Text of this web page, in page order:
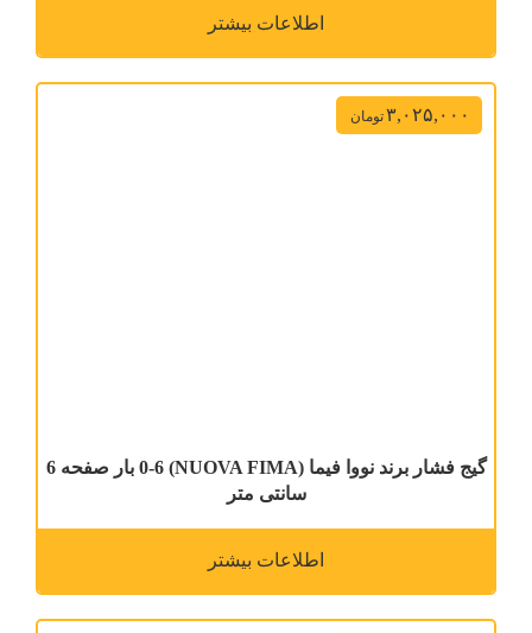
گیج فشار برند نووا فیما (NUOVA FIMA) 0-6 بار صفحه 6
سانتی متر
۳,۰۲۵,۰۰۰تومان
اطلاعات بیشتر
اطلاعات بیشتر